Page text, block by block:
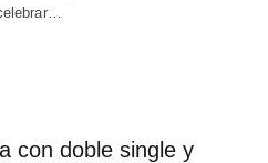
con doble single y